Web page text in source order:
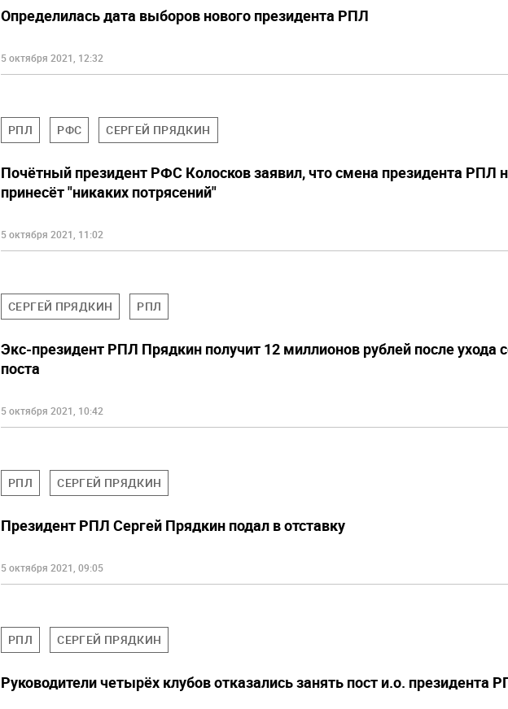
Определилась дата выборов нового президента РПЛ
5 октября 2021, 12:32
РПЛ РФС СЕРГЕЙ ПРЯДКИН
Почётный президент РФС Колосков заявил, что смена президента РПЛ
принесёт "никаких потрясений"
5 октября 2021, 11:02
СЕРГЕЙ ПРЯДКИН РПЛ
Экс-президент РПЛ Прядкин получит 12 миллионов рублей после ухода
поста
5 октября 2021, 10:42
РПЛ СЕРГЕЙ ПРЯДКИН
Президент РПЛ Сергей Прядкин подал в отставку
5 октября 2021, 09:05
РПЛ СЕРГЕЙ ПРЯДКИН
Руководители четырёх клубов отказались занять пост и.о. президента